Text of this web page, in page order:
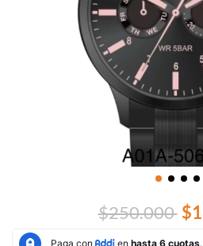
$250.000